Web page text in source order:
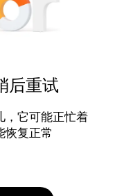
后重试
，它可能正忙着
恢复正常